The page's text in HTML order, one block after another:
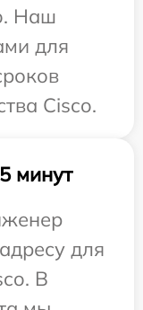
Наш
для
Cisco.
минут
для
В